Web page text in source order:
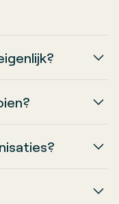
minder
daaruit kijk je